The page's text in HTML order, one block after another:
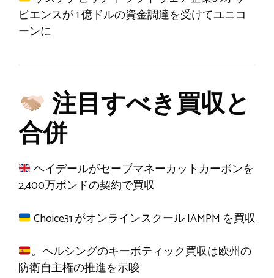
ピエンスが 1 億ドルの資金調達を受けてユニコ
ーンに
注目すべき買収と
合併
ヘイデールがセーブマネーカットカーボンを
2,400万ポンドの契約で買収
Choice31 がオンラインスクール IAMPM を買収
。ヘルシングのキーボティック買収は欧州の
防衛自主権の推進を示唆